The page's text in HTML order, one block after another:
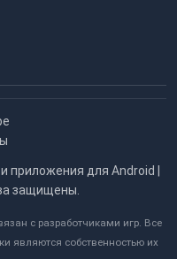
приложения для Android |
защищены.
с разработчиками игр. Все
являются собственностью их